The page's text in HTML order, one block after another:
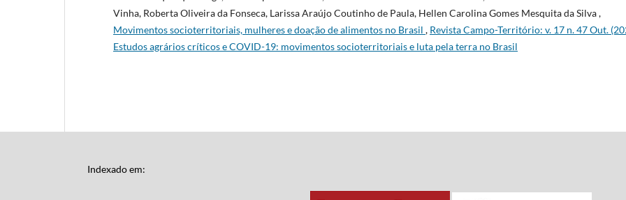
Vinha, Roberta Oliveira da Fonseca, Larissa Araújo Coutinho de Paula, Hellen Carolina Gomes Mesquita da Silva ,
Movimentos socioterritoriais, mulheres e doação de alimentos no Brasil , Revista Campo-Território: v. 17 n. 47 Out.
Estudos agrários críticos e COVID-19: movimentos socioterritoriais e luta pela terra no Brasil
Indexado em: